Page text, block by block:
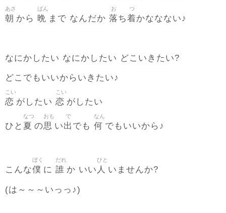
朝
あさ
から 晩
ばん
まで なんだか 落
お
ち着
つ
かななない♪
なにかしたい なにかしたい どこいきたい?
どこでもいいからいきたい♪
恋
こい
がしたい 恋
こい
がしたい
ひと 夏
なつ
の思
おも
い出
で
でも 何
なん
でもいいから♪
こんな僕
ぼく
に 誰
だれ
か いい 人
ひと
いませんか?
(は～～～いっっ♪)